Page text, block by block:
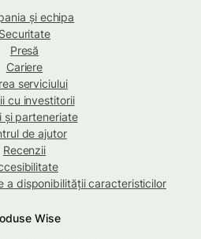
și echipa
Securitate
Presă
Cariere
serviciului
cu investitorii
și parteneriate
de ajutor
Recenzii
a disponibilității caracteristicilor
Wise